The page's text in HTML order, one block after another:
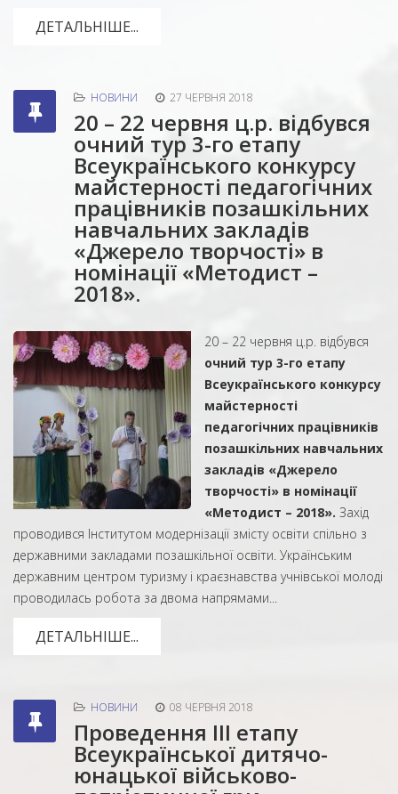
ДЕТАЛЬНІШЕ...
НОВИНИ 27 ЧЕРВНЯ 2018
20 – 22 червня ц.р. відбувся
очний тур 3-го етапу
Всеукраїнського конкурсу
майстерності педагогічних
працівників позашкільних
навчальних закладів
«Джерело творчості» в
номінації «Методист –
2018».
20 – 22 червня ц.р. відбувся
очний тур 3-го етапу
Всеукраїнського конкурсу
майстерності
педагогічних працівників
позашкільних навчальних
закладів «Джерело
творчості» в номінації
«Методист – 2018». Захід
проводився Інститутом модернізації змісту освіти спільно з
державними закладами позашкільної освіти. Українським
державним центром туризму і краєзнавства учнівської молоді
проводилась робота за двома напрямами...
ДЕТАЛЬНІШЕ...
НОВИНИ 08 ЧЕРВНЯ 2018
Проведення ІІІ етапу
Всеукраїнської дитячо-
юнацької військово-